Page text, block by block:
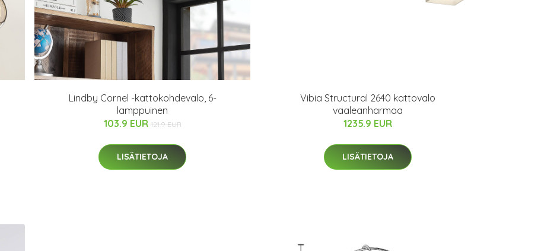
Lindby Cornel -kattokohdevalo, 6-
lamppuinen
103.9 EUR 121.9 EUR
LISÄTIETOJA
Vibia Structural 2640 kattovalo
vaaleanharmaa
1235.9 EUR
LISÄTIETOJA